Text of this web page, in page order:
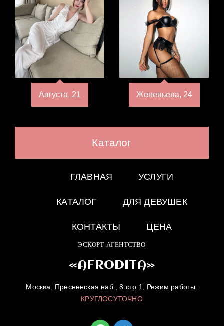
Августа, 21 Женевьева, 24
Каталог
ГЛАВНАЯ УСЛУГИ
КАТАЛОГ ДЛЯ ДЕВУШЕК
КОНТАКТЫ ЦЕНА
ЭСКОРТ АГЕНТСТВО
«AFRODITA»
Москва, Пресненская наб., 8 стр 1, Режим работы:
КРУГЛОСУТОЧНО